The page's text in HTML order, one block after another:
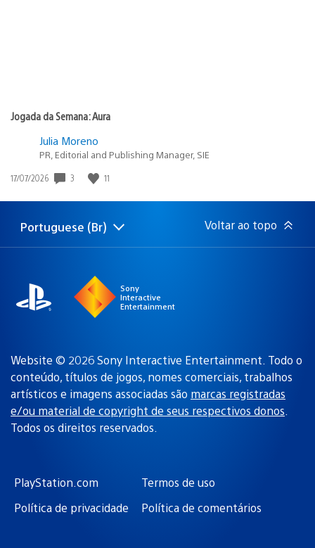
Jogada da Semana: Aura
Julia Moreno
PR, Editorial and Publishing Manager, SIE
Data
publicação:
17/07/2026 3 11
Selecione
Região
Portuguese (Br) Voltar ao topo
Sony
Interactive
Entertainment
Website © 2026 Sony Interactive Entertainment. Todo o
conteúdo, títulos de jogos, nomes comerciais, trabalhos
artísticos e imagens associadas são marcas registradas
e/ou material de copyright de seus respectivos donos.
Todos os direitos reservados.
PlayStation.com
Termos de uso
Política de privacidade
Política de comentários